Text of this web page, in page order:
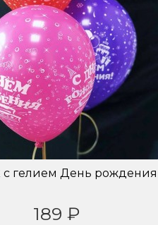
гелием День рождения
189 ₽